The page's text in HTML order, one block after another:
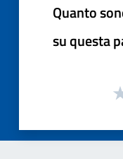
Quanto
su questa